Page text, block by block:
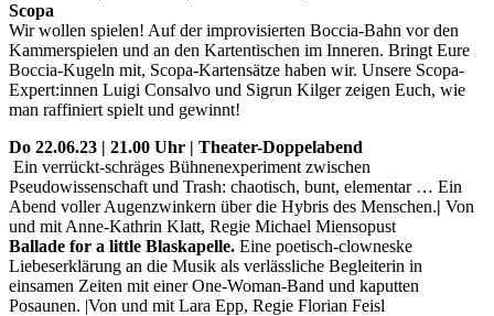
Scopa
Wir wollen spielen! Auf der improvisierten Boccia-Bahn vor den
Kammerspielen und an den Kartentischen im Inneren. Bringt Eure
Boccia-Kugeln mit, Scopa-Kartensätze haben wir. Unsere Scopa-
Expert:innen Luigi Consalvo und Sigrun Kilger zeigen Euch, wie
man raffiniert spielt und gewinnt!
Do 22.06.23 | 21.00 Uhr | Theater-Doppelabend
Ein verrückt-schräges Bühnenexperiment zwischen
Pseudowissenschaft und Trash: chaotisch, bunt, elementar … Ein
Abend voller Augenzwinkern über die Hybris des Menschen.| Von
und mit Anne-Kathrin Klatt, Regie Michael Miensopust
Ballade for a little Blaskapelle. Eine poetisch-clowneske
Liebeserklärung an die Musik als verlässliche Begleiterin in
einsamen Zeiten mit einer One-Woman-Band und kaputten
Posaunen. |Von und mit Lara Epp, Regie Florian Feisl